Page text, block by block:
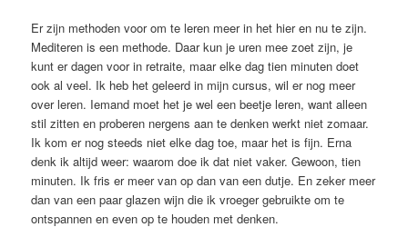
Er zijn methoden voor om te leren meer in het hier en nu te zijn.
Mediteren is een methode. Daar kun je uren mee zoet zijn, je
kunt er dagen voor in retraite, maar elke dag tien minuten doet
ook al veel. Ik heb het geleerd in mijn cursus, wil er nog meer
over leren. Iemand moet het je wel een beetje leren, want alleen
stil zitten en proberen nergens aan te denken werkt niet zomaar.
Ik kom er nog steeds niet elke dag toe, maar het is fijn. Erna
denk ik altijd weer: waarom doe ik dat niet vaker. Gewoon, tien
minuten. Ik fris er meer van op dan van een dutje. En zeker meer
dan van een paar glazen wijn die ik vroeger gebruikte om te
ontspannen en even op te houden met denken.